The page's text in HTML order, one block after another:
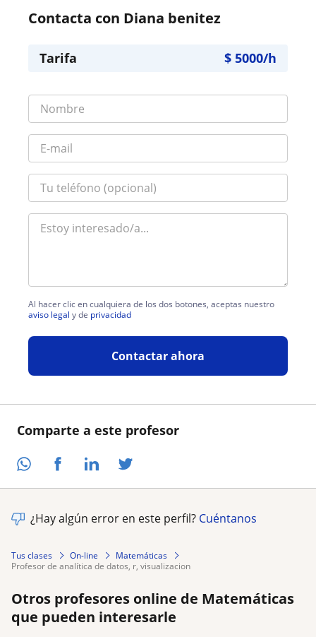
Comparte a este profesor
Contacta con Diana benitez
Tarifa $ 5000/h
Al hacer clic en cualquiera de los dos botones, aceptas nuestro
aviso legal y de privacidad
Contactar ahora
¿Hay algún error en este perfil? Cuéntanos
Tus clases On-line
Matemáticas
profesor de analítica de datos, r, visualizacion
Otros profesores online de Matemáticas
que pueden interesarle